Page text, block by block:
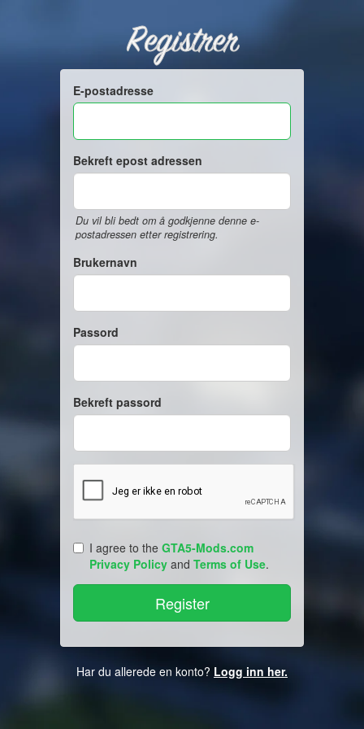
Registrer
E-postadresse
Bekreft epost adressen
Du vil bli bedt om å godkjenne denne e-
postadressen etter registrering.
Brukernavn
Passord
Bekreft passord
I agree to the GTA5-Mods.com
Privacy Policy and Terms of Use.
Har du allerede en konto? Logg inn her.